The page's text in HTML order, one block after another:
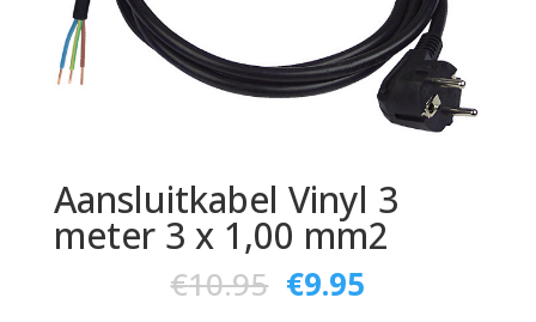
Aansluitkabel Vinyl 3
meter 3 x 1,00 mm2
€10.95 €9.95